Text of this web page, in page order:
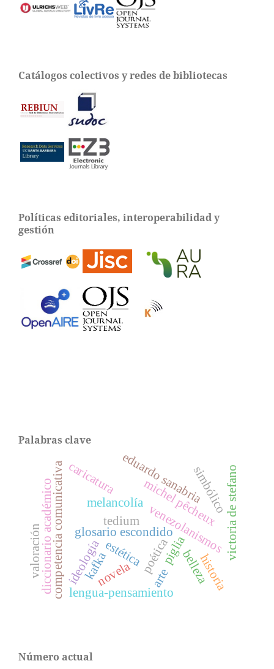
Catálogos colectivos y redes de bibliotecas
Políticas editoriales, interoperabilidad y
gestión
Palabras clave
glosario escondido
competencia comunicativaideología
venezolanismos
diccionario académico estética
melancolía
tedium
novela
victoria de stefano
lengua-pensamiento
michel pêcheux
eduardo sanabria
caricatura
piglia
kafka poética belleza
simbólico
historia
valoración arte
Número actual